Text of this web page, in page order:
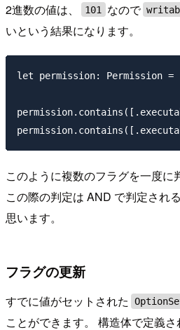
2進数の値は、 101 なので
いという結果になります。
let permission: Permission
このように複数のフラグを一度に
この際の判定は AND で判定され
思います。
フラグの更新
すでに値がセットされた
ことができます。 構造体で定義